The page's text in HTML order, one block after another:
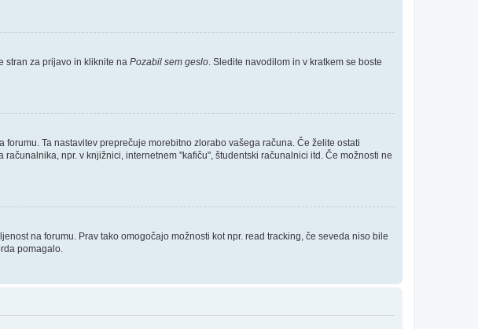
stran za prijavo in kliknite na Pozabil sem geslo . Sledite navodilom in v kratkem se boste
Ta nastavitev preprečuje morebitno zlorabo vašega računa. Če želite ostati
npr. v knjižnici, internetnem "kafiču", študentski računalnici itd. Če možnosti ne
na forumu. Prav tako omogočajo možnosti kot npr. read tracking, če seveda niso bile
pomagalo.